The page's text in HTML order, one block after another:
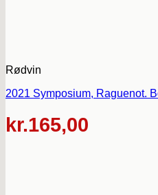
Rødvin
2021 Symposium, Raguenot.
kr.165,00